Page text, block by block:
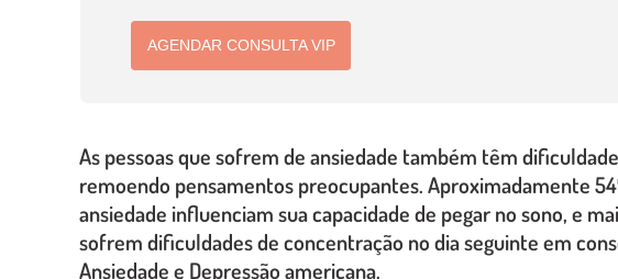
AGENDAR CONSULTA VIP
As pessoas que sofrem de ansiedade também têm
remoendo pensamentos preocupantes. Aproximadamente
ansiedade influenciam sua capacidade de pegar no sono, e
sofrem dificuldades de concentração no dia seguinte em
Ansiedade e Depressão americana.